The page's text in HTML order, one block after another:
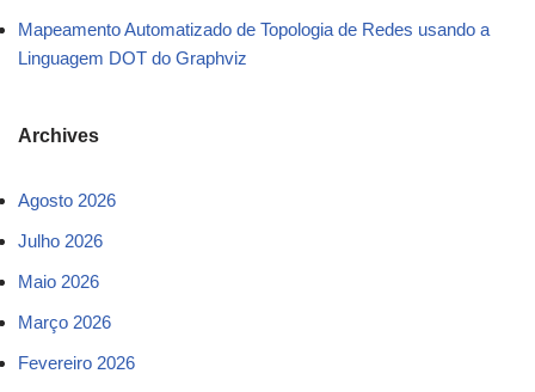
Mapeamento Automatizado de Topologia de Redes usando a
Linguagem DOT do Graphviz
Archives
Agosto 2026
Julho 2026
Maio 2026
Março 2026
Fevereiro 2026